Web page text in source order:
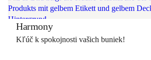
Harmony
Kľúč k spokojnosti vašich buniek!